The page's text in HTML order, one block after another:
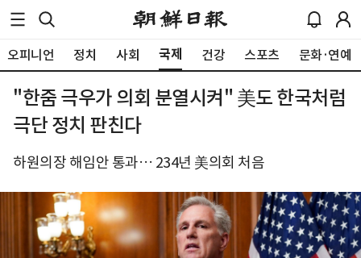
오피니언 정치 사회 국제 건강 스포츠 문화·연예
"한줌 극우가 의회 분열시켜" 美도 한국처럼
극단 정치 판친다
하원의장 해임안 통과… 234년 美의회 처음